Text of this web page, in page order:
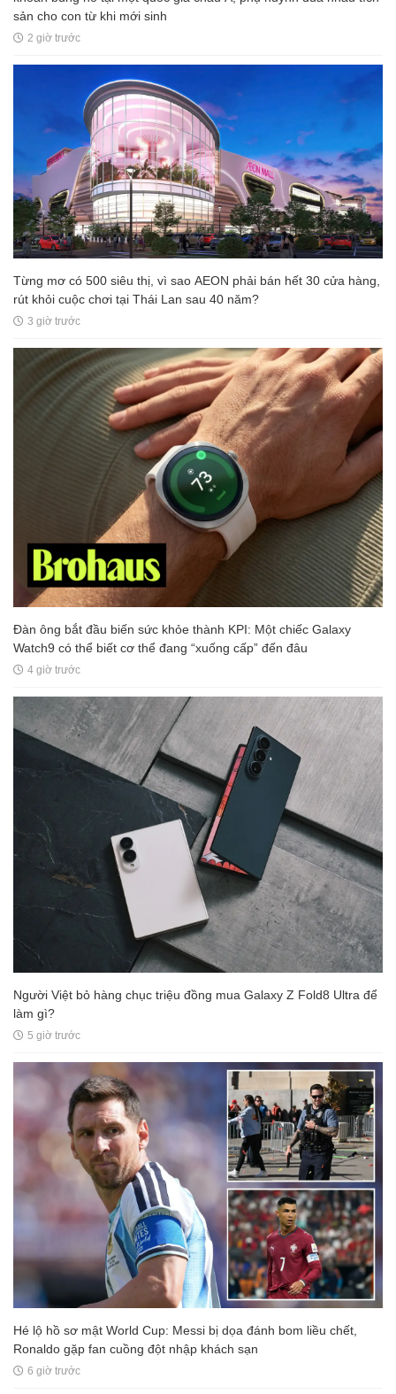
sản cho con từ khi mới sinh
2 giờ trước
Từng mơ có 500 siêu thị, vì sao AEON phải bán hết 30 cửa hàng,
rút khỏi cuộc chơi tại Thái Lan sau 40 năm?
3 giờ trước
Đàn ông bắt đầu biến sức khỏe thành KPI: Một chiếc Galaxy
Watch9 có thể biết cơ thể đang “xuống cấp” đến đâu
4 giờ trước
Người Việt bỏ hàng chục triệu đồng mua Galaxy Z Fold8 Ultra để
làm gì?
5 giờ trước
Hé lộ hồ sơ mật World Cup: Messi bị dọa đánh bom liều chết,
Ronaldo gặp fan cuồng đột nhập khách sạn
6 giờ trước